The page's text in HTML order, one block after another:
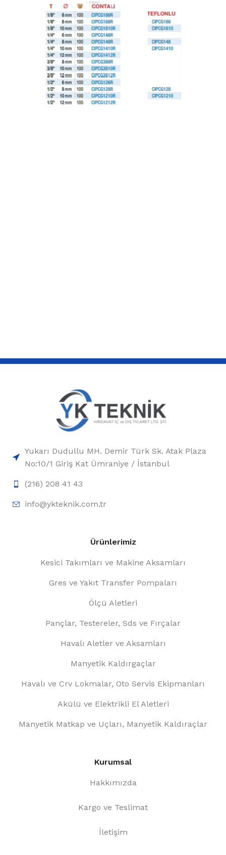
Yukarı Dudullu MH. Demir Türk Sk. Atak Plaza
No:10/1 Giriş Kat Ümraniye / İstanbul
(216) 208 41 43
info@ykteknik.com.tr
Ürünlerimiz
Kesici Takımları ve Makine Aksamları
Gres ve Yakıt Transfer Pompaları
Ölçü Aletleri
Pançlar, Testereler, Sds ve Fırçalar
Havalı Aletler ve Aksamları
Manyetik Kaldırgaçlar
Havalı ve Crv Lokmalar, Oto Servis Ekipmanları
Akülü ve Elektrikli El Aletleri
Manyetik Matkap ve Uçları, Manyetik Kaldıraçlar
Kurumsal
Hakkımızda
Kargo ve Teslimat
İletişim